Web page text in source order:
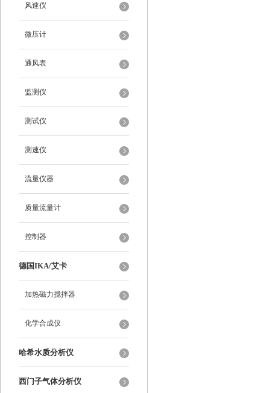
风速仪
微压计
通风表
监测仪
测试仪
测速仪
流量仪器
质量流量计
控制器
德国IKA/艾卡
加热磁力搅拌器
化学合成仪
哈希水质分析仪
西门子气体分析仪